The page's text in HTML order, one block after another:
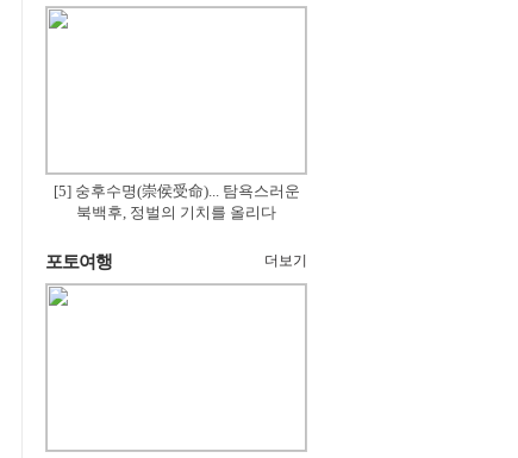
[5] 숭후수명(崇侯受命)... 탐욕스러운
북백후, 정벌의 기치를 올리다
포토여행 더보기